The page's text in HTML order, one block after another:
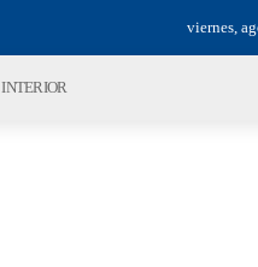
viernes,
INTERIOR